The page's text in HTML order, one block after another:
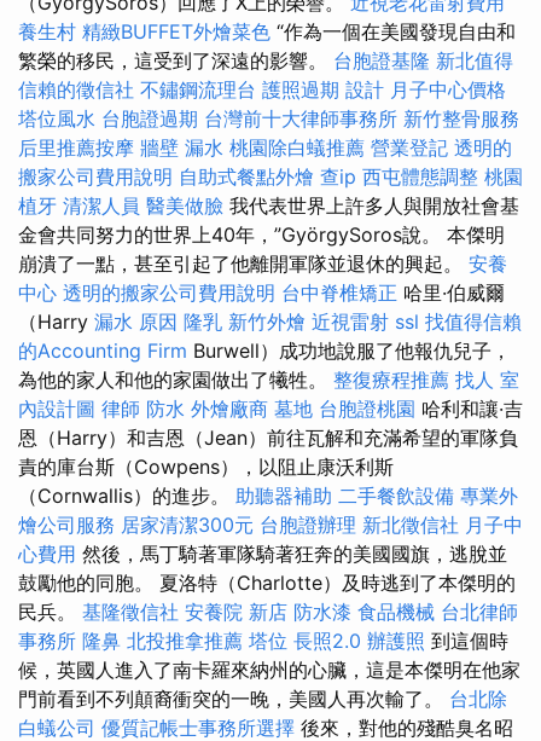
養生村 精緻BUFFET外燴菜色 “作為一個在美國發現自由和
繁榮的移民，這受到了深遠的影響。 台胞證基隆 新北值得
信賴的徵信社 不鏽鋼流理台 護照過期 設計 月子中心價格
塔位風水 台胞證過期 台灣前十大律師事務所 新竹整骨服務
后里推薦按摩 牆壁 漏水 桃園除白蟻推薦 營業登記 透明的
搬家公司費用說明 自助式餐點外燴 查ip 西屯體態調整 桃園
植牙 清潔人員 醫美做臉 我代表世界上許多人與開放社會基
金會共同努力的世界上40年，”GyörgySoros說。 本傑明
崩潰了一點，甚至引起了他離開軍隊並退休的興起。 安養
中心 透明的搬家公司費用說明 台中脊椎矯正 哈里·伯威爾
（Harry 漏水 原因 隆乳 新竹外燴 近視雷射 ssl 找值得信賴
的Accounting Firm Burwell）成功地說服了他報仇兒子，
為他的家人和他的家園做出了犧牲。 整復療程推薦 找人 室
內設計圖 律師 防水 外燴廠商 墓地 台胞證桃園 哈利和讓·吉
恩（Harry）和吉恩（Jean）前往瓦解和充滿希望的軍隊負
責的庫台斯（Cowpens），以阻止康沃利斯
（Cornwallis）的進步。 助聽器補助 二手餐飲設備 專業外
燴公司服務 居家清潔300元 台胞證辦理 新北徵信社 月子中
心費用 然後，馬丁騎著軍隊騎著狂奔的美國國旗，逃脫並
鼓勵他的同胞。 夏洛特（Charlotte）及時逃到了本傑明的
民兵。 基隆徵信社 安養院 新店 防水漆 食品機械 台北律師
事務所 隆鼻 北投推拿推薦 塔位 長照2.0 辦護照 到這個時
候，英國人進入了南卡羅來納州的心臟，這是本傑明在他家
門前看到不列顛裔衝突的一晚，美國人再次輸了。 台北除
白蟻公司 優質記帳士事務所選擇 後來，對他的殘酷臭名昭